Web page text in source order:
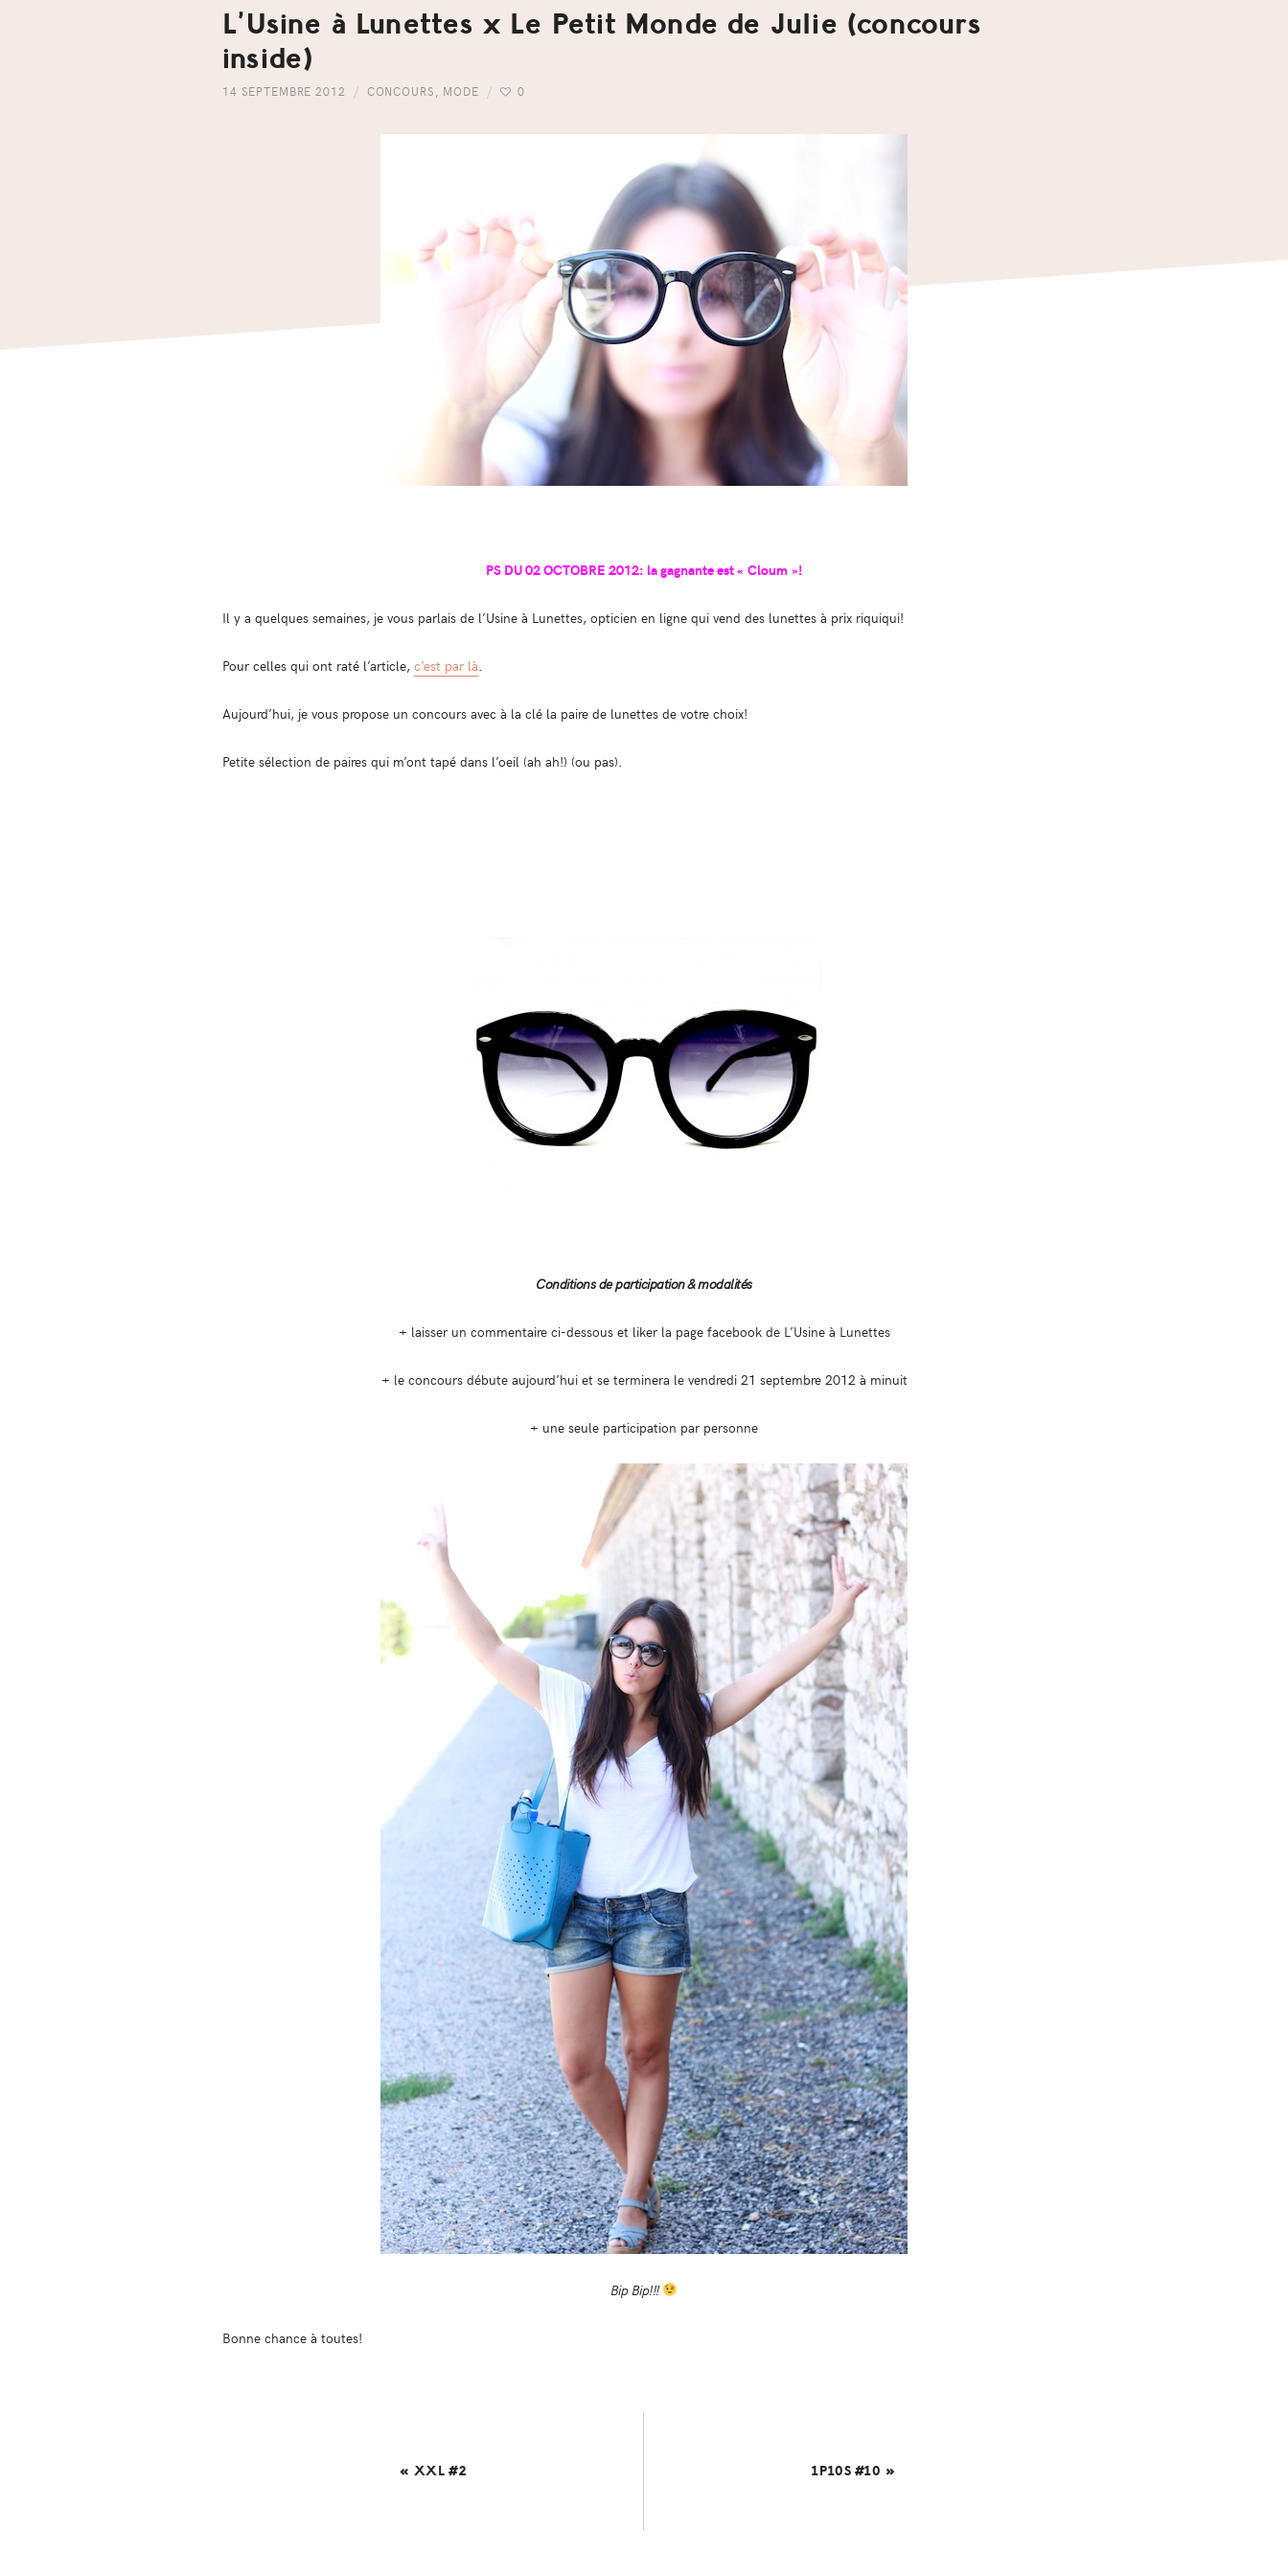
L’Usine à Lunettes x Le Petit Monde de Julie (concours
inside)
14 SEPTEMBRE 2012 CONCOURS MODE 0
PS DU 02 OCTOBRE 2012: la gagnante est « Cloum »!
Il y a quelques semaines, je vous parlais de l’Usine à Lunettes, opticien en ligne qui vend des lunettes à prix riquiqui!
Pour celles qui ont raté l’article, c’est par là.
Aujourd’hui, je vous propose un concours avec à la clé la paire de lunettes de votre choix!
Petite sélection de paires qui m’ont tapé dans l’oeil (ah ah!) (ou pas).
Conditions de participation & modalités
+ laisser un commentaire ci-dessous et liker la page facebook de L’Usine à Lunettes
+ le concours débute aujourd’hui et se terminera le vendredi 21 septembre 2012 à minuit
+ une seule participation par personne
Bip Bip!!!
Bonne chance à toutes!
« XXL #2 1P10S #10 »